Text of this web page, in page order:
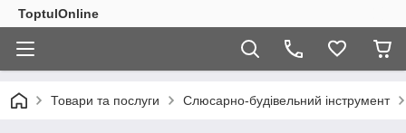
ToptulOnline
Товари та послуги Слюсарно-будівельний інструмент